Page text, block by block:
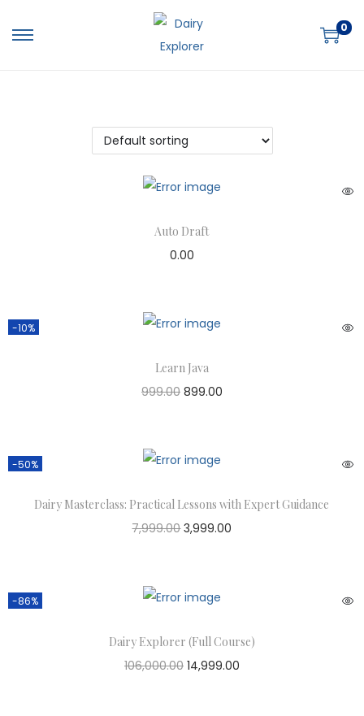
0
Auto Draft
0.00
-10%
Learn Java
999.00 899.00
-50%
Dairy Masterclass: Practical Lessons with Expert Guidance
7,999.00 3,999.00
-86%
Dairy Explorer (Full Course)
106,000.00 14,999.00